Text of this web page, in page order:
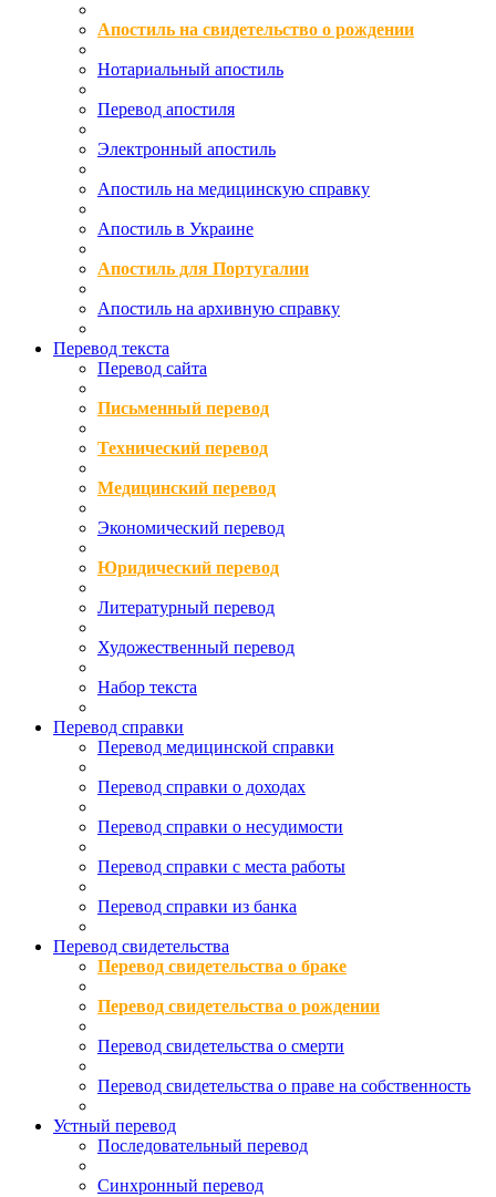
Апостиль на свидетельство о рождении
Нотариальный апостиль
Перевод апостиля
Электронный апостиль
Апостиль на медицинскую справку
Апостиль в Украине
Апостиль для Португалии
Апостиль на архивную справку
Перевод текста
Перевод сайта
Письменный перевод
Технический перевод
Медицинский перевод
Экономический перевод
Юридический перевод
Литературный перевод
Художественный перевод
Набор текста
Перевод справки
Перевод медицинской справки
Перевод справки о доходах
Перевод справки о несудимости
Перевод справки с места работы
Перевод справки из банка
Перевод свидетельства
Перевод свидетельства о браке
Перевод свидетельства о рождении
Перевод свидетельства о смерти
Перевод свидетельства о праве на собственность
Устный перевод
Последовательный перевод
Синхронный перевод